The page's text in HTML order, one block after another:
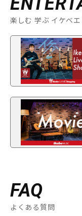
楽しむ 学ぶ イケベ
FAQ
よくある質問